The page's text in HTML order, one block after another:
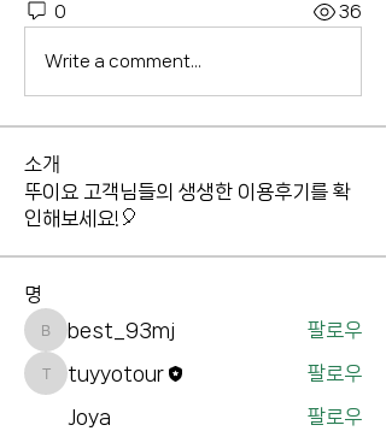
0 36
Write a comment...
소개
뚜이요 고객님들의 생생한 이용후기를 확
인해보세요!🎈
명
best_93mj
best_93mj 팔로우
tuyyotour
tuyyotour
팔로우
Joya
팔로우